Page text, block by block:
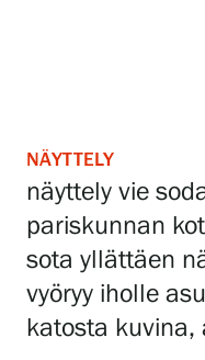
SERLACHIUS+
Gösta Serlachiuksen
Yhteystiedot
NÄYTTELY
näyttely vie
pariskunnan
sota yllättäen
vyöryy iholle
katosta kuvina,